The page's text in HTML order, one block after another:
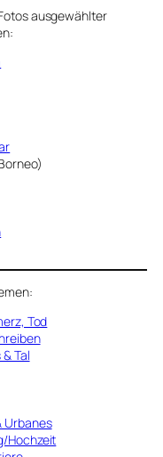
ausgewählter
:
Tod
Tal
Urbanes
Hochzeit